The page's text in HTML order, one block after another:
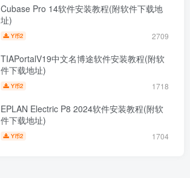
Cubase Pro 14软件安装教程(附软件下载地
址)
Y币2 2709
TIAPortalV19中文名博途软件安装教程(附软
件下载地址)
Y币2 1718
EPLAN Electric P8 2024软件安装教程(附软
件下载地址)
Y币2 1704